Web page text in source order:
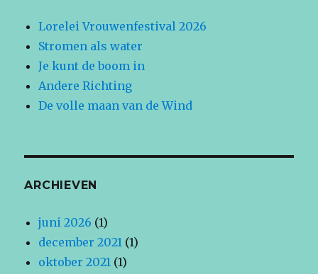
Lorelei Vrouwenfestival 2026
Stromen als water
Je kunt de boom in
Andere Richting
De volle maan van de Wind
ARCHIEVEN
juni 2026 (1)
december 2021 (1)
oktober 2021 (1)